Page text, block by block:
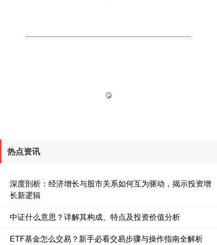
热点资讯
深度剖析：经济增长与股市关系如何互为驱动，揭示投资增
长新逻辑
中证什么意思？详解其构成、特点及投资价值分析
ETF基金怎么交易？新手必看交易步骤与操作指南全解析